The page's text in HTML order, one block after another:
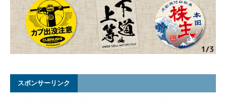
スポンサーリンク